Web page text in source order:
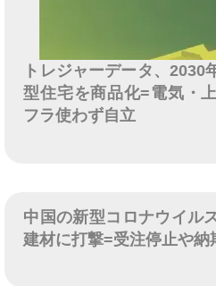
トレジャーデータ、2030
型住宅を商品化=電気・
フラ使わず自立
中国の新型コロナウイル
建材に打撃=受注停止や納